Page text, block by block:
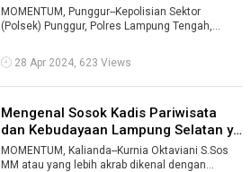
MOMENTUM, Punggur--Kepolisian Sektor
(Polsek) Punggur, Polres Lampung Tengah,
kemanusiaan un ...
28 Apr 2024, 623 Views
Mengenal Sosok Kadis Pariwisata
dan Kebudayaan Lampung Selatan ya
...
MOMENTUM, Kalianda--Kurnia Oktaviani S.Sos
MM atau yang lebih akrab dikenal dengan